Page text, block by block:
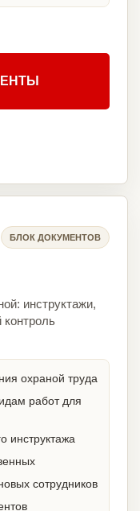
БЛОК ДОКУМЕНТОВ
инструктажи,
контроль
охраной труда
работ для
инструктажа
сотрудников